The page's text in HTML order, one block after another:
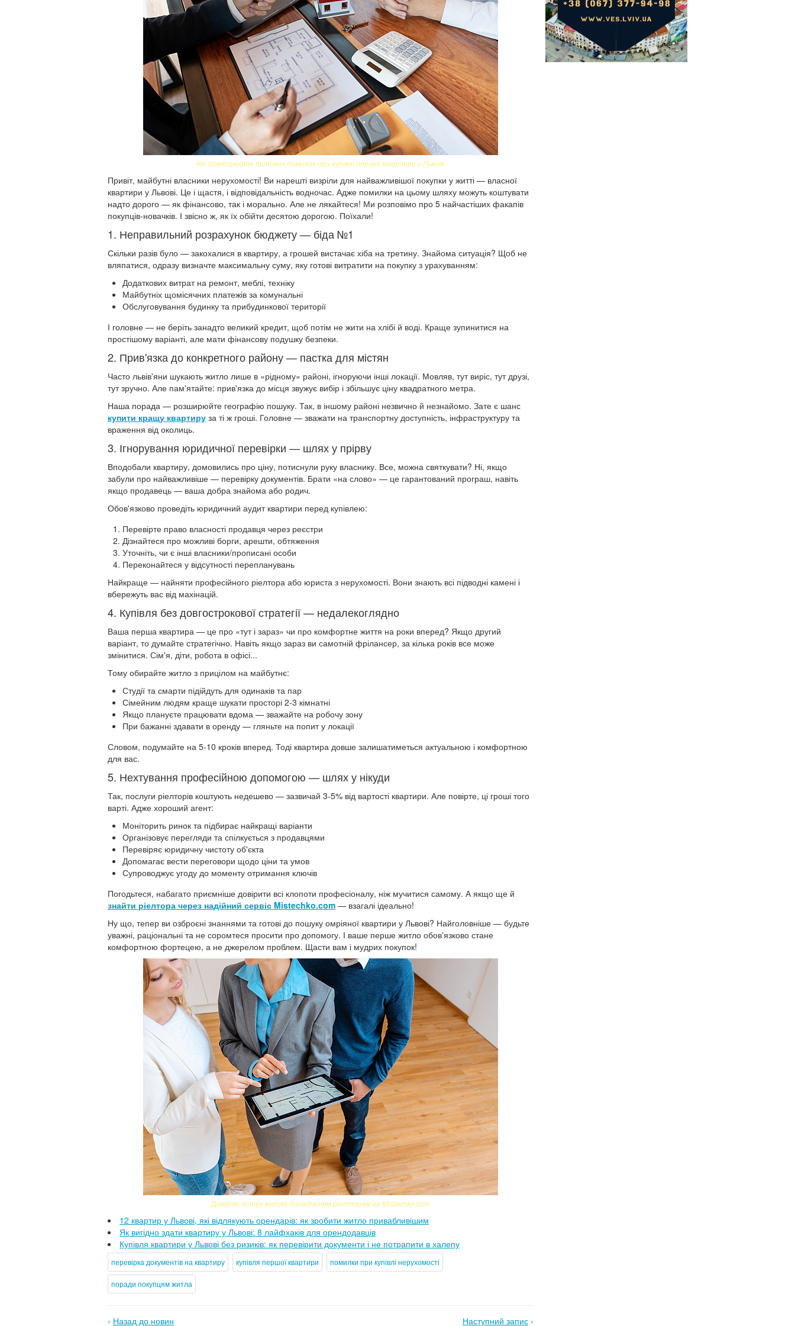
Не повторюйте типових помилок при купівлі першої квартири у Львові
Привіт, майбутні власники нерухомості! Ви нарешті визріли для найважливішої покупки у житті — власної
квартири у Львові. Це і щастя, і відповідальність водночас. Адже помилки на цьому шляху можуть коштувати
надто дорого — як фінансово, так і морально. Але не лякайтеся! Ми розповімо про 5 найчастіших факапів
покупців-новачків. І звісно ж, як їх обійти десятою дорогою. Поїхали!
1. Неправильний розрахунок бюджету — біда №1
Скільки разів було — закохалися в квартиру, а грошей вистачає хіба на третину. Знайома ситуація? Щоб не
вляпатися, одразу визначте максимальну суму, яку готові витратити на покупку з урахуванням:
Додаткових витрат на ремонт, меблі, техніку
Майбутніх щомісячних платежів за комунальні
Обслуговування будинку та прибудинкової території
І головне — не беріть занадто великий кредит, щоб потім не жити на хлібі й воді. Краще зупинитися на
простішому варіанті, але мати фінансову подушку безпеки.
2. Прив'язка до конкретного району — пастка для містян
Часто львів'яни шукають житло лише в «рідному» районі, ігноруючи інші локації. Мовляв, тут виріс, тут друзі,
тут зручно. Але пам'ятайте: прив'язка до місця звужує вибір і збільшує ціну квадратного метра.
Наша порада — розширюйте географію пошуку. Так, в іншому районі незвично й незнайомо. Зате є шанс
купити кращу квартиру за ті ж гроші. Головне — зважати на транспортну доступність, інфраструктуру та
враження від околиць.
3. Ігнорування юридичної перевірки — шлях у прірву
Вподобали квартиру, домовились про ціну, потиснули руку власнику. Все, можна святкувати? Ні, якщо
забули про найважливіше — перевірку документів. Брати «на слово» — це гарантований програш, навіть
якщо продавець — ваша добра знайома або родич.
Обов'язково проведіть юридичний аудит квартири перед купівлею:
Перевірте право власності продавця через реєстри
Дізнайтеся про можливі борги, арешти, обтяження
Уточніть, чи є інші власники/прописані особи
Переконайтеся у відсутності перепланувань
Найкраще — найняти професійного ріелтора або юриста з нерухомості. Вони знають всі підводні камені і
вбережуть вас від махінацій.
4. Купівля без довгострокової стратегії — недалекоглядно
Ваша перша квартира — це про «тут і зараз» чи про комфортне життя на роки вперед? Якщо другий
варіант, то думайте стратегічно. Навіть якщо зараз ви самотній фрілансер, за кілька років все може
змінитися. Сім'я, діти, робота в офісі...
Тому обирайте житло з прицілом на майбутнє:
Студії та смарти підійдуть для одинаків та пар
Сімейним людям краще шукати просторі 2-3 кімнатні
Якщо плануєте працювати вдома — зважайте на робочу зону
При бажанні здавати в оренду — гляньте на попит у локації
Словом, подумайте на 5-10 кроків вперед. Тоді квартира довше залишатиметься актуальною і комфортною
для вас.
5. Нехтування професійною допомогою — шлях у нікуди
Так, послуги ріелторів коштують недешево — зазвичай 3-5% від вартості квартири. Але повірте, ці гроші того
варті. Адже хороший агент:
Моніторить ринок та підбирає найкращі варіанти
Організовує перегляди та спілкується з продавцями
Перевіряє юридичну чистоту об'єкта
Допомагає вести переговори щодо ціни та умов
Супроводжує угоду до моменту отримання ключів
Погодьтеся, набагато приємніше довірити всі клопоти професіоналу, ніж мучитися самому. А якщо ще й
знайти ріелтора через надійний сервіс Mistechko.com — взагалі ідеально!
Ну що, тепер ви озброєні знаннями та готові до пошуку омріяної квартири у Львові? Найголовніше — будьте
уважні, раціональні та не соромтеся просити про допомогу. І ваше перше житло обов'язково стане
комфортною фортецею, а не джерелом проблем. Щасти вам і мудрих покупок!
Довірте пошук житла досвідченим ріелторам на Mistechko.com
12 квартир у Львові, які відлякують орендарів: як зробити житло привабливішим
Як вигідно здати квартиру у Львові: 8 лайфхаків для орендодавців
Купівля квартири у Львові без ризиків: як перевірити документи і не потрапити в халепу
перевірка документів на квартиру купівля першої квартири помилки при купівлі нерухомості
поради покупцям житла
‹ Назад до новин Наступний запис ›